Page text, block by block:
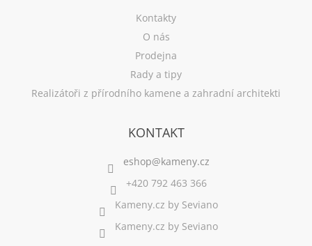
Kontakty
O nás
Prodejna
Rady a tipy
Realizátoři z přírodního kamene a zahradní architekti
KONTAKT
+420 792 463 366
Kameny.cz by Seviano
Kameny.cz by Seviano